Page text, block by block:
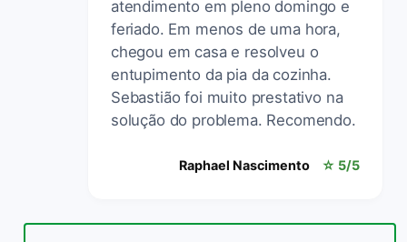
atendimento em pleno domingo e
feriado. Em menos de uma hora,
chegou em casa e resolveu o
entupimento da pia da cozinha.
Sebastião foi muito prestativo na
solução do problema. Recomendo.
Raphael Nascimento ☆ 5/5